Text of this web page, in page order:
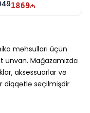
1869
məhsulları üçün
ünvan. Mağazamızda
aksessuarlar və
diqqətlə seçilmişdir